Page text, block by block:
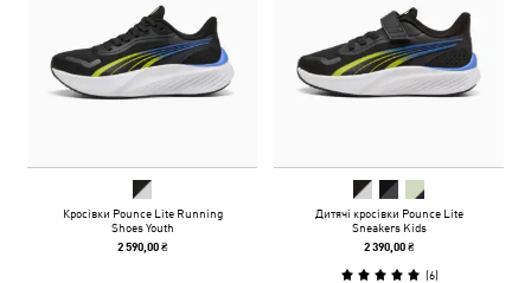
Кросівки Pounce Lite Running
Shoes Youth
2 590,00 ₴
Дитячі кросівки Pounce Lite
Sneakers Kids
2 390,00 ₴
(6)